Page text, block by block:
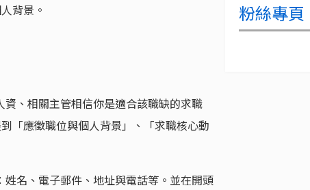
背景。
、相關主管相信你是適合該職缺的求職
「應徵職位與個人背景」、「求職核心動
名、電子郵件、地址與電話等。並在開頭
粉絲專頁